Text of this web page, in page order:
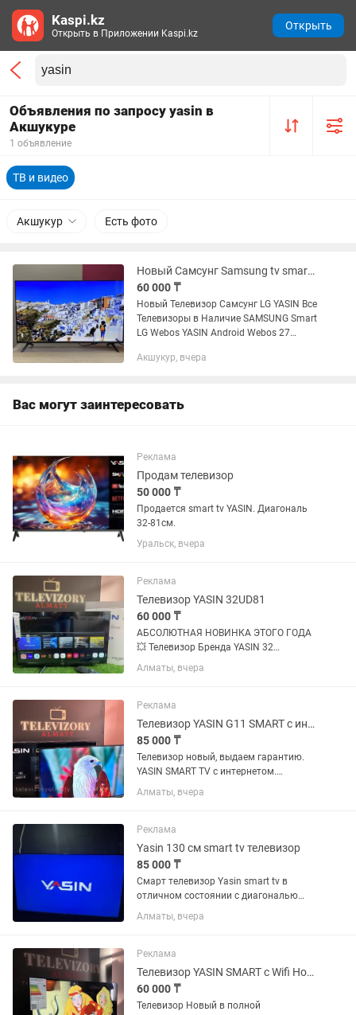
Объявления по запросу yasin в
Акшукуре
1 объявление
ТВ и видео
Акшукур Есть фото
Новый Самсунг Samsung tv smart tv internet wi fi
60 000 ₸
Новый Телевизор Самсунг LG YASIN Все
Телевизоры в Наличие SAMSUNG Smart
LG Webos YASIN Android Webos 27
дюйма Smart 43 дюйма Smart 45
Акшукур, вчера
Вас могут заинтересовать
Реклама
Продам телевизор
50 000 ₸
Продается smart tv YASIN. Диагональ
32-81см.
Уральск, вчера
Реклама
Телевизор YASIN 32UD81
60 000 ₸
АБСОЛЮТНАЯ НОВИНКА ЭТОГО ГОДА
💥 Телевизор Бренда YASIN 32
дюйма/81см теперь на операционной
системе WebOs✅ Это улучшенная
работы, скорости реагирования,
скорости...
Алматы, вчера
Реклама
Телевизор YASIN G11 SMART с интернетом WIFI НОВЫЙ в упаковке 108 см
85 000 ₸
Телевизор новый, выдаем гарантию.
YASIN SMART TV с интернетом.
Диагональ экрана 108 см/43дюйм.
Встроенный отау тв на 25 каналов без
высокого качества, не виснет,не...
Алматы, вчера
Реклама
Yasin 130 см smart tv телевизор
85 000 ₸
Смарт телевизор Yasin smart tv в
отличном состоянии с диагональю
экрана 130 см (50 дюймов).
Встроенный цифровой тюнер с 25
и много других интересных...
Алматы, вчера
Реклама
Телевизор YASIN SMART с Wifi Новый в упаковке 32 дюйма
60 000 ₸
Телевизор Новый в полной
Kaspi.kz
Открыть в Приложении Kaspi.kz
Открыть